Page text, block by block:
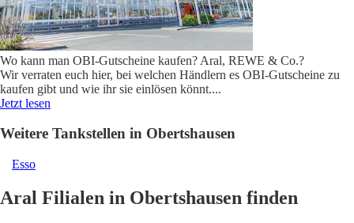
Wo kann man OBI-Gutscheine kaufen? Aral, REWE & Co.?
Wir verraten euch hier, bei welchen Händlern es OBI-Gutscheine zu
kaufen gibt und wie ihr sie einlösen könnt....
Jetzt lesen
Weitere Tankstellen in Obertshausen
Esso
Aral Filialen in Obertshausen finden